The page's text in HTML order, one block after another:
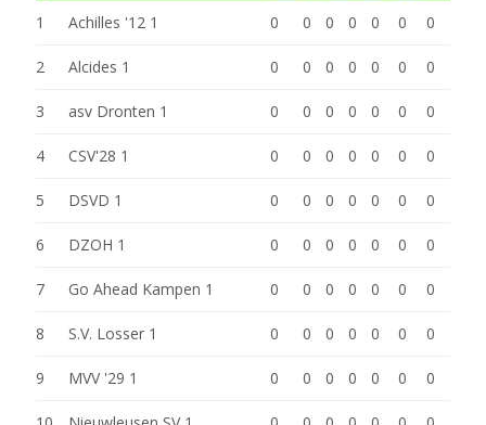
1
Achilles '12 1 0 0 0 0 0 0 0
2 Alcides 1 0 0 0 0 0 0 0
3 asv Dronten 1 0 0 0 0 0 0 0
4 CSV'28 1 0 0 0 0 0 0 0
5 DSVD 1 0 0 0 0 0 0 0
6 DZOH 1 0 0 0 0 0 0 0
7 Go Ahead Kampen 1 0 0 0 0 0 0 0
8 S.V. Losser 1 0 0 0 0 0 0 0
9 MVV '29 1 0 0 0 0 0 0 0